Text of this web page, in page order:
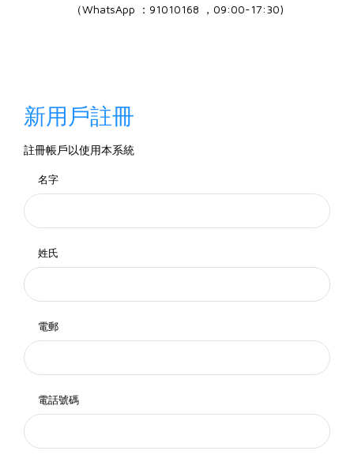
（WhatsApp ：91010168 ，09:00-17:30)
新用戶註冊
註冊帳戶以使用本系統
名字
姓氏
電郵
電話號碼